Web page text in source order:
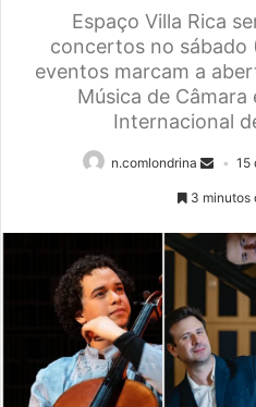
Espaço Villa Rica
concertos no sábado
eventos marcam a
Música de
Internacional
n.comlondrina 15
3 minutos